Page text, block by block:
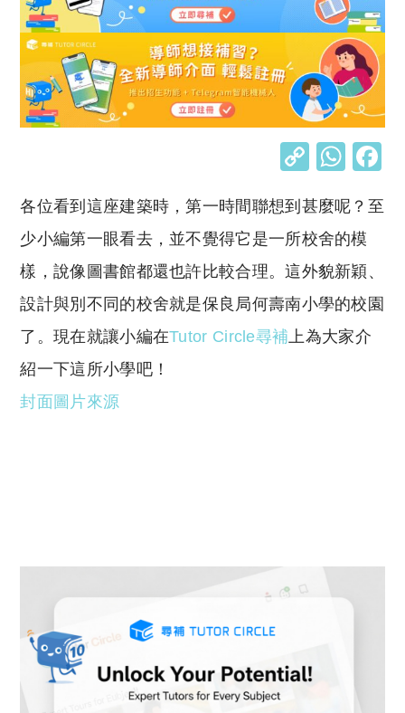
C
p
y
Li
n
k
W
at
s
A
p
p
各位看到這座建築時，第一時間聯想到甚麼呢？至
少小編第一眼看去，並不覺得它是一所校舍的模
樣，說像圖書館都還也許比較合理。這外貌新穎、
設計與別不同的校舍就是保良局何壽南小學的校園
了。現在就讓小編在Tutor Circle尋補上為大家介
紹一下這所小學吧！
封面圖片來源